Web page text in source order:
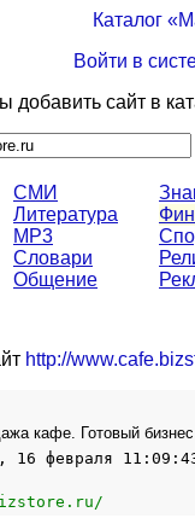
Каталог
Войти в
добавить сайт в
СМИ
Литература
MP3
Словари
Общение
http://
кафе. Готовый
16 февраля